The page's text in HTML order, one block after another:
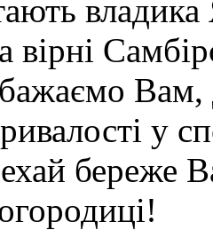
вірні
Вам,
у
береже